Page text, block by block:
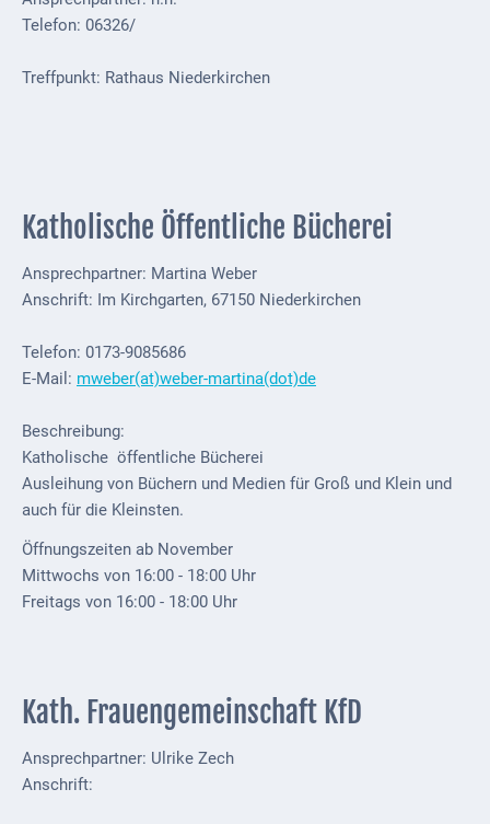
Externe
Abfallentsorgung
Breitbandausbau/
Post
Mobilität
Wasser-
und
Abwasser
Notfallnummern
Suche
Telefon: 06326/
Treffpunkt: Rathaus Niederkirchen
Katholische Öffentliche Bücherei
Ansprechpartner: Martina Weber
Anschrift: Im Kirchgarten, 67150 Niederkirchen
Telefon: 0173-9085686
E-Mail: mweber(at)weber-martina(dot)de
Beschreibung:
Katholische öffentliche Bücherei
Ausleihung von Büchern und Medien für Groß und Klein und
auch für die Kleinsten.
Öffnungszeiten ab November
Mittwochs von 16:00 - 18:00 Uhr
Freitags von 16:00 - 18:00 Uhr
Kath. Frauengemeinschaft KfD
Ansprechpartner: Ulrike Zech
Anschrift: